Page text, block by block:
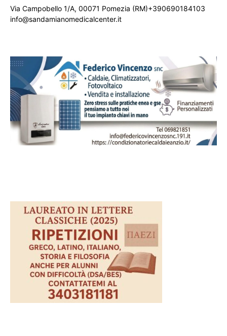
Via Campobello 1/A, 00071 Pomezia (RM)+390690184103
info@sandamianomedicalcenter.it